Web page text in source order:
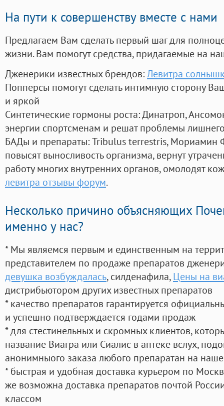
На пути к совершенству вместе с нами
Предлагаем Вам сделать первый шаг для
жизни. Вам помогут средства, придагаемые на
Дженерики известных брендов:Левитра
Попперсы помогут сделать интимную сторону
и яркой
Синтетические гормоны роста: Динатроп,
энергии спортсменам и решат проблемы
БАДы и препараты:Tribulus terrestris, Мориамин
повысят выносливость организма, вернут
работу многих внутренних органов, омолодят
левитра отзывы форум.
Несколько причино объясняющих
именно у нас?
* Мы являемся первым и единственным на
представителем по продаже препаратов
девушка возбуждалась, силденафила, Цены на
дистрибьютором других известных препаратов
* качество препаратов гарантируется
и успешно подтверждается годами продаж
* для стестинельных и скромных клиентов,
название Виагра или Сиалис в аптеке вслух,
анонимныого заказа любого препаратан на
* быстрая и удобная доставка курьером по
же возможна доставка препаратов почтой
классом